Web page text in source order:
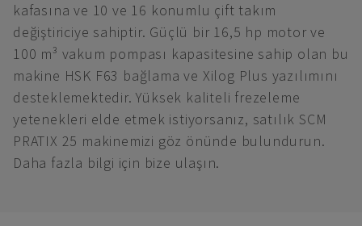
kafasına ve 10 ve 16 konumlu çift takım
değiştiriciye sahiptir. Güçlü bir 16,5 hp motor ve
100 m³ vakum pompası kapasitesine sahip olan bu
makine HSK F63 bağlama ve Xilog Plus yazılımını
desteklemektedir. Yüksek kaliteli frezeleme
yetenekleri elde etmek istiyorsanız, satılık SCM
PRATIX 25 makinemizi göz önünde bulundurun.
Daha fazla bilgi için bize ulaşın.